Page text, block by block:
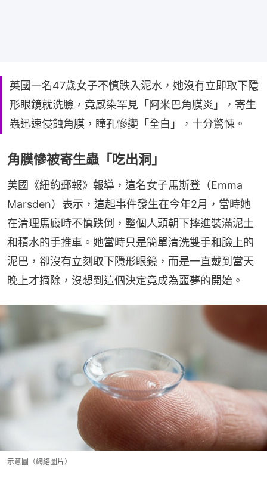
英國一名47歲女子不慎跌入泥水，她沒有立即取下隱
形眼鏡就洗臉，竟感染罕見「阿米巴角膜炎」，寄生
蟲迅速侵蝕角膜，瞳孔慘變「全白」，十分驚悚。
角膜慘被寄生蟲「吃出洞」
美國《紐約郵報》報導，這名女子馬斯登（Emma
Marsden）表示，這起事件發生在今年2月，當時她
在清理馬廄時不慎跌倒，整個人頭朝下摔進裝滿泥土
和積水的手推車。她當時只是簡單清洗雙手和臉上的
泥巴，卻沒有立刻取下隱形眼鏡，而是一直戴到當天
晚上才摘除，沒想到這個決定竟成為噩夢的開始。
示意圖（網絡圖片）